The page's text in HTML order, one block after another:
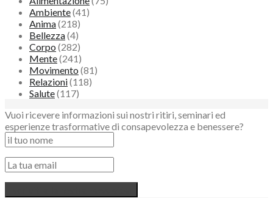
Ambiente(41)
Anima(218)
Bellezza(4)
Corpo (282)
Mente(241)
Movimento (81)
Relazioni(118)
Salute(117)
Vuoi ricevere informazioni sui nostri ritiri, seminari ed
esperienze trasformative di consapevolezza e benessere?